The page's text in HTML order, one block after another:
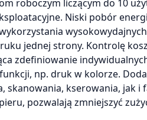
roboczym liczącym do 10
Niski pobór
jednej strony. Kontrolę
zdefiniowanie
np. druk w kolorze.
skanowania, kserowania, jak
pozwalają zmniejszyć